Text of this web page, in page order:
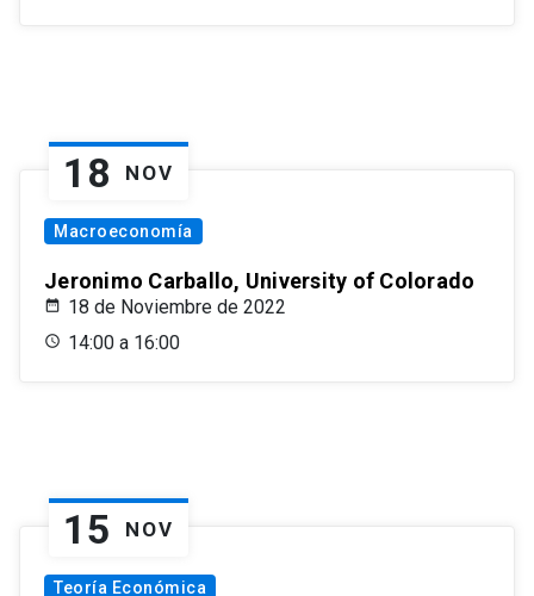
18 NOV
Macroeconomía
Jeronimo Carballo, University of Colorado
18 de Noviembre de 2022
14:00 a 16:00
15 NOV
Teoría Económica